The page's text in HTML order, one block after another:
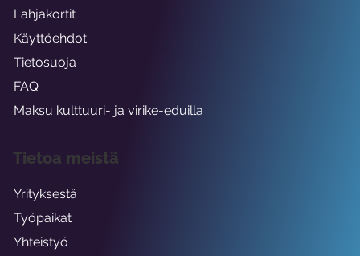
Lahjakortit
Käyttöehdot
Tietosuoja
FAQ
Maksu kulttuuri- ja virike-eduilla
Tietoa meistä
Yrityksestä
Työpaikat
Yhteistyö